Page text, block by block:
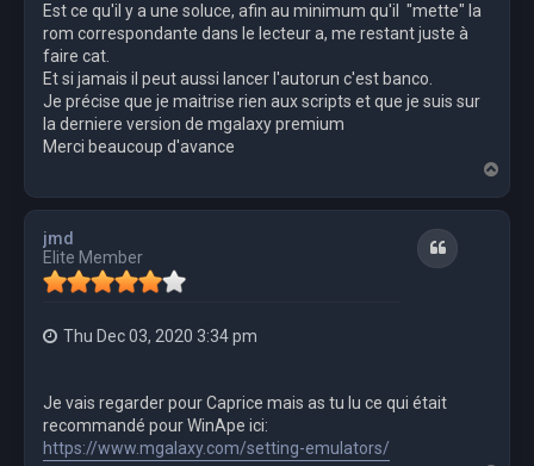
Est ce qu'il y a une soluce, afin au minimum qu'il "mette" la
rom correspondante dans le lecteur a, me restant juste à
faire cat.
Et si jamais il peut aussi lancer l'autorun c'est banco.
Je précise que je maitrise rien aux scripts et que je suis sur
la derniere version de mgalaxy premium
Merci beaucoup d'avance
o
p
jmd
Elite Member
Quote
Thu Dec 03, 2020 3:34 pm
Je vais regarder pour Caprice mais as tu lu ce qui était
recommandé pour WinApe ici:
https://www.mgalaxy.com/setting-emulators/